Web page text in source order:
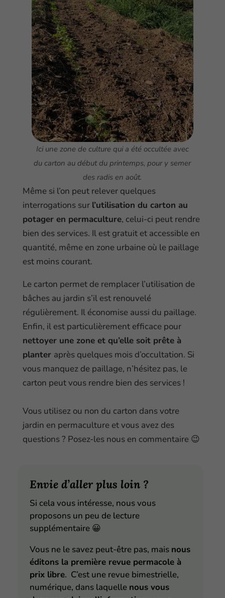
Ici une zone de culture qui a été occultée avec
du carton au début du printemps, pour y semer
des radis en août.
Même si l’on peut relever quelques
interrogations sur l’utilisation du carton au
potager en permaculture, celui-ci peut rendre
bien des services. Il est gratuit et accessible en
quantité, même en zone urbaine où le paillage
est moins courant.
Le carton permet de remplacer l’utilisation de
bâches au jardin s’il est renouvelé
régulièrement. Il économise aussi du paillage.
Enfin, il est particulièrement efficace pour
nettoyer une zone et qu’elle soit prête à
planter après quelques mois d’occultation. Si
vous manquez de paillage, n’hésitez pas, le
carton peut vous rendre bien des services !
Vous utilisez ou non du carton dans votre
jardin en permaculture et vous avez des
questions ? Posez-les nous en commentaire 😉
Envie d’aller plus loin ?
Si cela vous intéresse, nous vous
proposons un peu de lecture
supplémentaire 😀
Vous ne le savez peut-être pas, mais nous
éditons la première revue permacole à
prix libre. C’est une revue bimestrielle,
numérique, dans laquelle nous vous